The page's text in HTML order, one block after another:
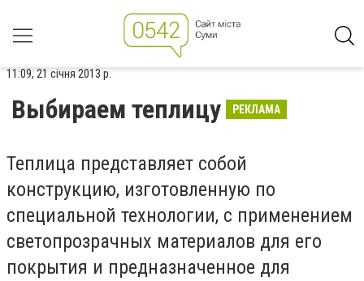
11:09, 21 січня 2013 р.
Выбираем теплицу РЕКЛАМА
Теплица представляет собой
конструкцию, изготовленную по
специальной технологии, с применением
светопрозрачных материалов для его
покрытия и предназначенное для